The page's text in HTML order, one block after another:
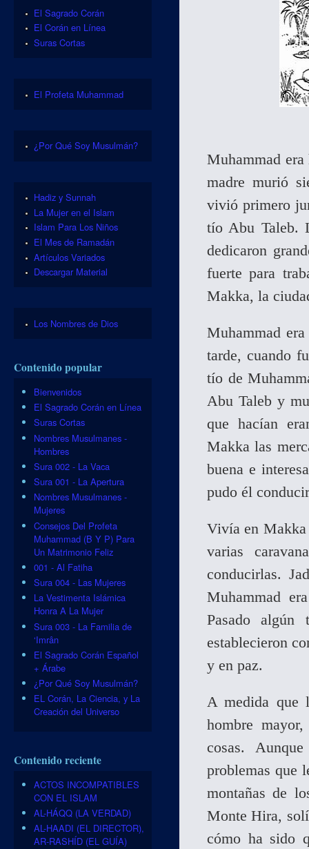
Muhammad
madre murió
vivió primero
tío Abu Taleb.
dedicaron
fuerte para
Makka, la
Muhammad
tarde, cuando
tío de
Abu Taleb y
que hacían
Makka las
buena e
pudo él
Vivía en Makka
varias
conducirlas.
Muhammad
Pasado
establecieron
y en paz.
A medida que
hombre
cosas.
problemas que
montañas de
Monte Hira,
cómo ha sido
El Sagrado Corán
El Corán en Línea
Suras Cortas
El Profeta Muhammad
¿Por Qué Soy Musulmán?
Hadiz y Sunnah
La Mujer en el Islam
Islam Para Los Niños
El Mes de Ramadán
Artículos Variados
Descargar Material
Los Nombres de Dios
Contenido popular
Bienvenidos
El Sagrado Corán en Línea
Suras Cortas
Nombres Musulmanes -
Hombres
Sura 002 - La Vaca
Sura 001 - La Apertura
Nombres Musulmanes -
Mujeres
Consejos Del Profeta
Muhammad (B Y P) Para
Un Matrimonio Feliz
001 - Al Fatiha
Sura 004 - Las Mujeres
La Vestimenta Islámica
Honra A La Mujer
Sura 003 - La Familia de
‘Imrân
El Sagrado Corán Español
+ Árabe
¿Por Qué Soy Musulmán?
EL Corán, La Ciencia, y La
Creación del Universo
Contenido reciente
ACTOS INCOMPATIBLES
CON EL ISLAM
AL-HÁQQ (LA VERDAD)
AL-HAADI (EL DIRECTOR),
AR-RASHÍD (EL GUÍA)